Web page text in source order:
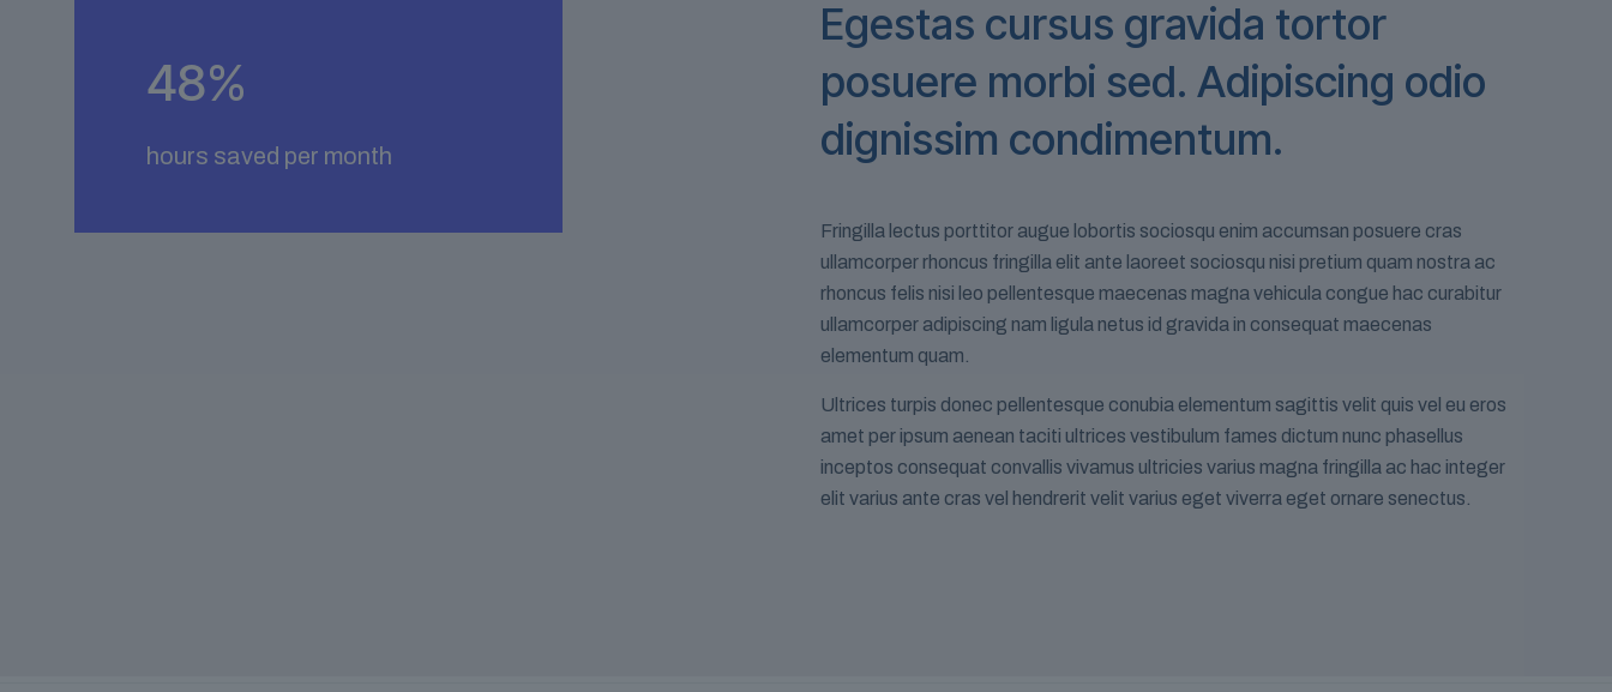
48%
hours saved per month
Egestas cursus gravida tortor
posuere morbi sed. Adipiscing odio
dignissim condimentum.
Fringilla lectus porttitor augue lobortis sociosqu enim accumsan posuere cras
ullamcorper rhoncus fringilla elit ante laoreet sociosqu nisi pretium quam nostra ac
rhoncus felis nisi leo pellentesque maecenas magna vehicula congue hac curabitur
ullamcorper adipiscing nam ligula netus id gravida in consequat maecenas
elementum quam.
Ultrices turpis donec pellentesque conubia elementum sagittis velit quis vel eu eros
amet per ipsum aenean taciti ultrices vestibulum fames dictum nunc phasellus
inceptos consequat convallis vivamus ultricies varius magna fringilla ac hac integer
elit varius ante cras vel hendrerit velit varius eget viverra eget ornare senectus.